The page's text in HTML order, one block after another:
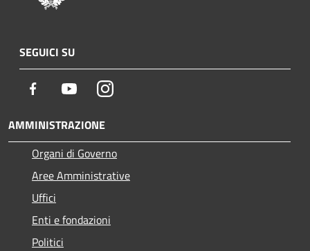
SEGUICI SU
Facebook YoutubeInstagram
AMMINISTRAZIONE
Organi di Governo
Aree Amministrative
Uffici
Enti e fondazioni
Politici